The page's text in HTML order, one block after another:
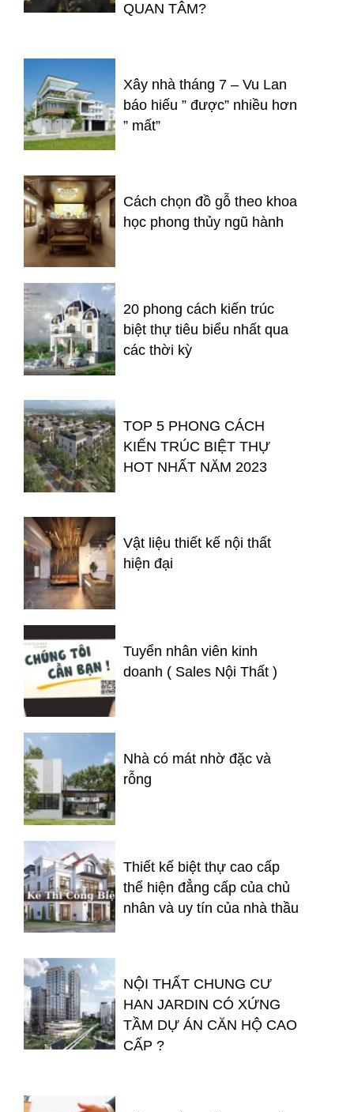
QUAN TÂM?
Xây nhà tháng 7 – Vu Lan
báo hiếu ” được” nhiều hơn
” mất”
Cách chọn đồ gỗ theo khoa
học phong thủy ngũ hành
20 phong cách kiến trúc
biệt thự tiêu biểu nhất qua
các thời kỳ
TOP 5 PHONG CÁCH
KIẾN TRÚC BIỆT THỰ
HOT NHẤT NĂM 2023
Vật liệu thiết kế nội thất
hiện đại
Tuyển nhân viên kinh
doanh ( Sales Nội Thất )
Nhà có mát nhờ đặc và
rỗng
Thiết kế biệt thự cao cấp
thể hiện đẳng cấp của chủ
nhân và uy tín của nhà thầu
NỘI THẤT CHUNG CƯ
HAN JARDIN CÓ XỨNG
TẦM DỰ ÁN CĂN HỘ CAO
CẤP ?